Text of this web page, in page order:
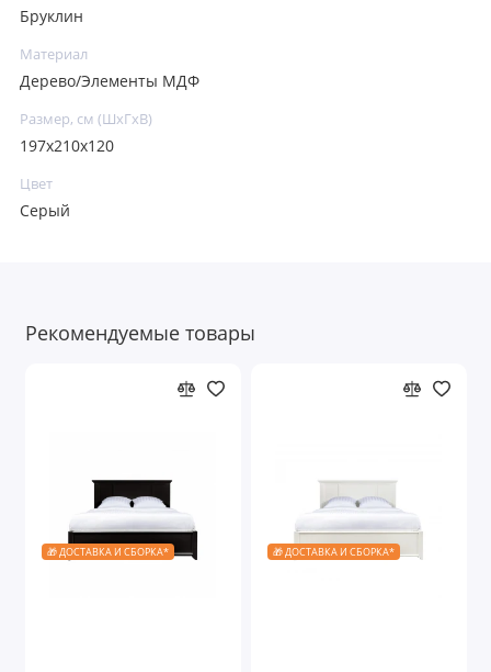
Бруклин
Материал
Дерево/Элементы МДФ
Размер, см (ШхГхВ)
197х210х120
Цвет
Серый
Рекомендуемые товары
🎁 ДОСТАВКА И СБОРКА* 🎁 ДОСТАВКА И СБОРКА*